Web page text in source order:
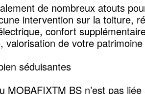
de nombreux atouts
intervention sur la toiture,
confort
valorisation de votre patrimoine
séduisantes
MOBAFIXTM BS n’est pas